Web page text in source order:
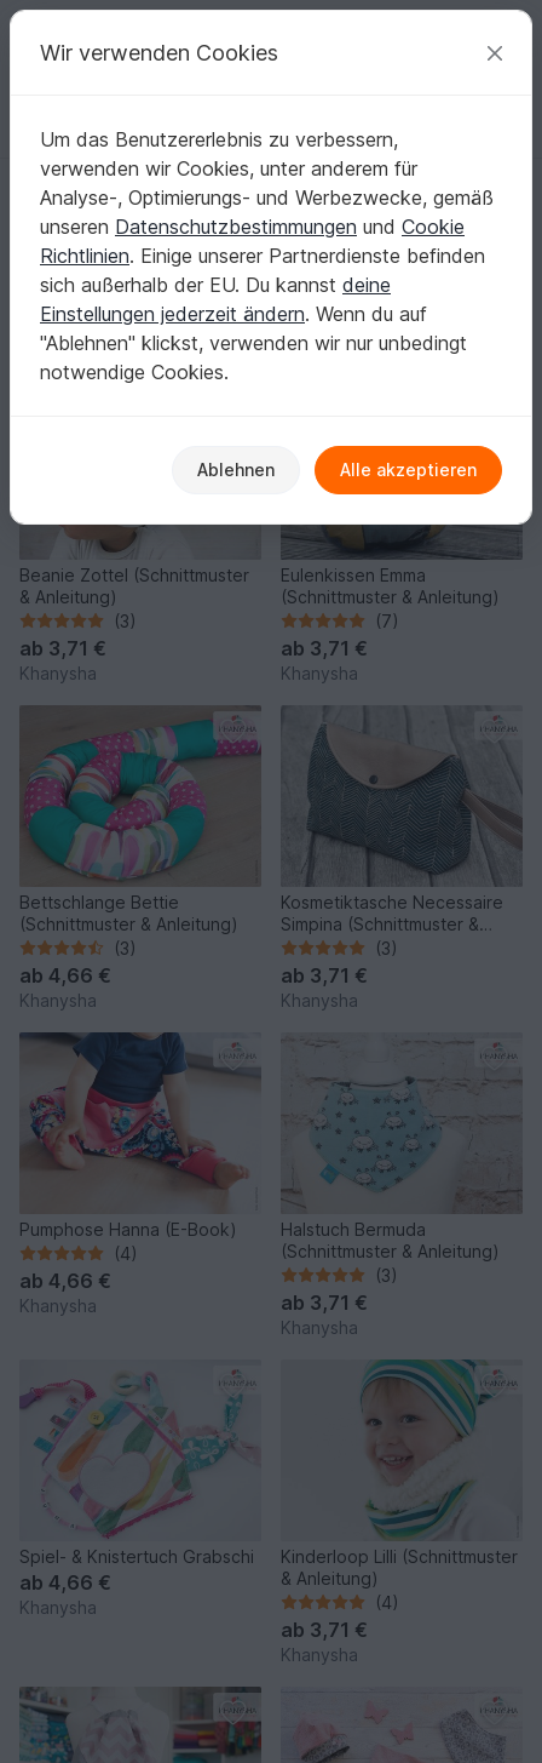
Deine kreativen Ideen
Deutsch | € (EUR) einloggen Kostenlos registrieren
Khanysha
Top Autor 1k
30 Bewertungen
Kontakt | Folgen |
Sortieren / Filter
Beanie Zottel (Schnittmuster
& Anleitung)
(3)
ab 3,71 €
Khanysha
Eulenkissen Emma
(Schnittmuster & Anleitung)
(7)
ab 3,71 €
Khanysha
Bettschlange Bettie
(Schnittmuster & Anleitung)
(3)
ab 4,66 €
Khanysha
Kosmetiktasche Necessaire
Simpina (Schnittmuster &
Anleitung )
(3)
ab 3,71 €
Khanysha
Pumphose Hanna (E-Book)
(4)
ab 4,66 €
Khanysha
Halstuch Bermuda
(Schnittmuster & Anleitung)
(3)
ab 3,71 €
Khanysha
Spiel- & Knistertuch Grabschi
ab 4,66 €
Khanysha
Kinderloop Lilli (Schnittmuster
& Anleitung)
(4)
ab 3,71 €
Khanysha
Wir verwenden Cookies
Um das Benutzererlebnis zu verbessern,
verwenden wir Cookies, unter anderem für
Analyse-, Optimierungs- und Werbezwecke, gemäß
unseren Datenschutzbestimmungen und Cookie
Richtlinien. Einige unserer Partnerdienste befinden
sich außerhalb der EU. Du kannst deine
Einstellungen jederzeit ändern. Wenn du auf
"Ablehnen" klickst, verwenden wir nur unbedingt
notwendige Cookies.
Ablehnen Alle akzeptieren